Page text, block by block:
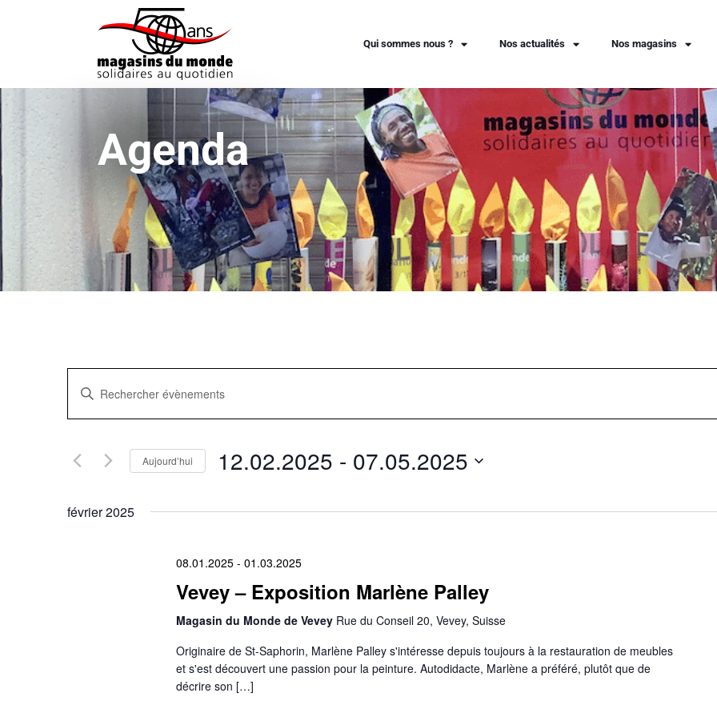
Qui sommes nous ? Nos actualités Nos magasins
Agenda
Recherche
et
navigation
vues
Évènements
Saisir
mot-
Rechercher
mot-
Aujourd’hui 12.02.2025 - 07.05.2025
date.
février 2025
08.01.2025- 01.03.2025
Vevey – Exposition Marlène Palley
Magasin du Monde de Vevey Rue du Conseil 20, Vevey, Suisse
Originaire de St-Saphorin, Marlène Palley s'intéresse depuis toujours à la restauration de meubles
et s'est découvert une passion pour la peinture. Autodidacte, Marlène a préféré, plutôt que de
décrire son […]